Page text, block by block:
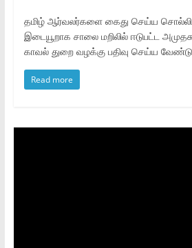
தமிழ் ஆர்வலர்களை கைது செய்ய
இடையூறாக சாலை மறிலில் ஈடுபட்ட
காவல் துறை வழக்கு பதிவு செய்ய
Read more